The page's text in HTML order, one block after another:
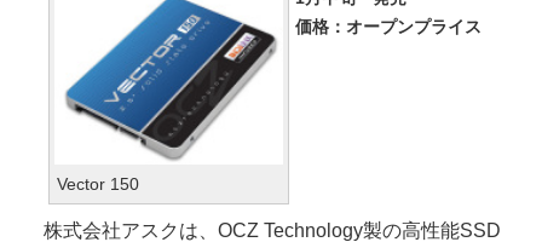
Vector 150
価格：オープンプライス
株式会社アスクは、OCZ Technology製の高性能SSD